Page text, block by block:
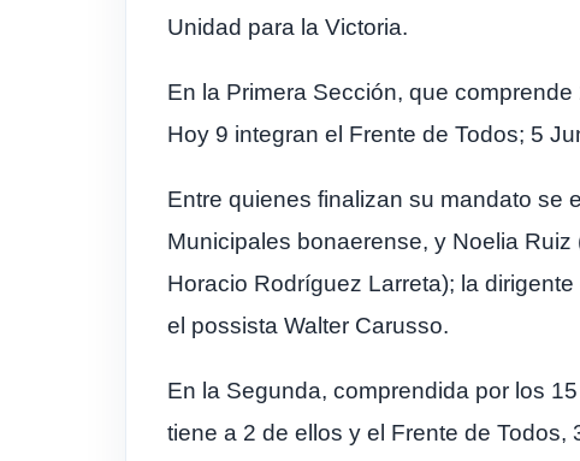
Unidad para la Victoria.
En la Primera Sección, que
Hoy 9 integran el Frente de Todos; 5
Entre quienes finalizan su mandato se
Municipales bonaerense, y Noelia
Horacio Rodríguez Larreta); la
el possista Walter Carusso.
En la Segunda, comprendida por los
tiene a 2 de ellos y el Frente de